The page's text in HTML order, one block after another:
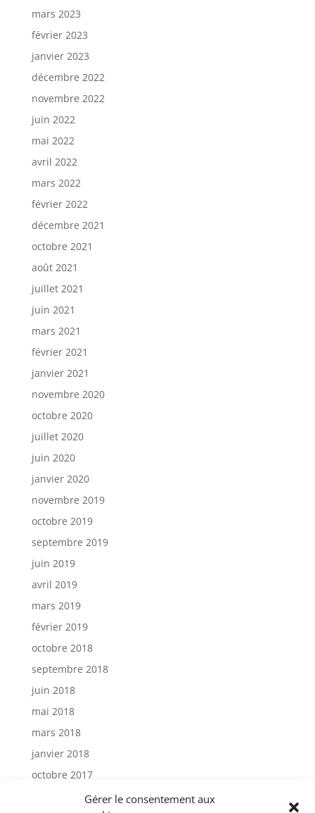
Gérer le consentement aux
mars 2023
février 2023
janvier 2023
décembre 2022
novembre 2022
juin 2022
mai 2022
avril 2022
mars 2022
février 2022
décembre 2021
octobre 2021
août 2021
juillet 2021
juin 2021
mars 2021
février 2021
janvier 2021
novembre 2020
octobre 2020
juillet 2020
juin 2020
janvier 2020
novembre 2019
octobre 2019
septembre 2019
juin 2019
avril 2019
mars 2019
février 2019
octobre 2018
septembre 2018
juin 2018
mai 2018
mars 2018
janvier 2018
octobre 2017
janvier 2017